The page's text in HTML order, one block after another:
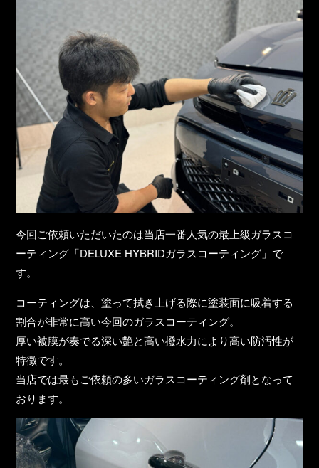
今回ご依頼いただいたのは当店一番人気の最上級ガラスコ
ーティング「DELUXE HYBRIDガラスコーティング」で
す。
コーティングは、塗って拭き上げる際に塗装面に吸着する
割合が非常に高い今回のガラスコーティング。
厚い被膜が奏でる深い艶と高い撥水力により高い防汚性が
特徴です。
当店では最もご依頼の多いガラスコーティング剤となって
おります。